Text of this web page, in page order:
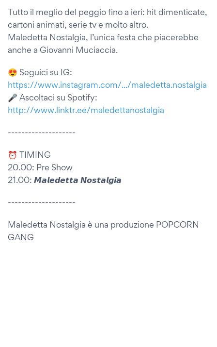
Tutto il meglio del peggio fino a ieri: hit dimenticate,
cartoni animati, serie tv e molto altro.
Maledetta Nostalgia, l’unica festa che piacerebbe
anche a Giovanni Muciaccia.
😍 Seguici su IG:
https://www.instagram.com/.../maledetta.nostalgia
🎤 Ascoltaci su Spotify:
http://www.linktr.ee/maledettanostalgia
--------------------
⏰ TIMING
20.00: Pre Show
21.00: 𝙈𝙖𝙡𝙚𝙙𝙚𝙩𝙩𝙖 𝙉𝙤𝙨𝙩𝙖𝙡𝙜𝙞𝙖
--------------------
Maledetta Nostalgia è una produzione POPCORN
GANG